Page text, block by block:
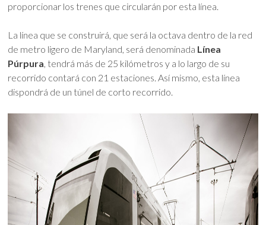
proporcionar los trenes que circularán por esta línea.
La línea que se construirá, que será la octava dentro de la red
de metro ligero de Maryland, será denominada Línea
Púrpura, tendrá más de 25 kilómetros y a lo largo de su
recorrido contará con 21 estaciones. Así mismo, esta línea
dispondrá de un túnel de corto recorrido.